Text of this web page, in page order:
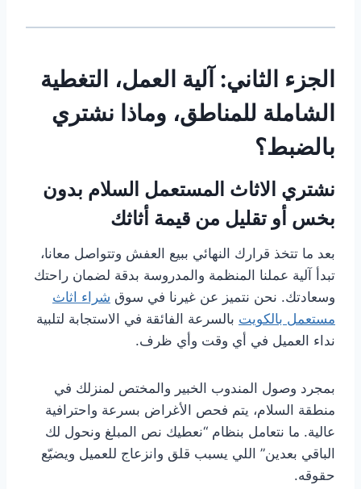
الجزء الثاني: آلية العمل، التغطية
الشاملة للمناطق، وماذا نشتري
بالضبط؟
نشتري الاثاث المستعمل السلام بدون
بخس أو تقليل من قيمة أثاثك
بعد ما تتخذ قرارك النهائي ببيع العفش وتتواصل معانا،
تبدأ آلية عملنا المنظمة والمدروسة بدقة لضمان راحتك
وسعادتك. نحن نتميز عن غيرنا في سوق شراء اثاث
مستعمل بالكويت بالسرعة الفائقة في الاستجابة لتلبية
نداء العميل في أي وقت وأي ظرف.
بمجرد وصول المندوب الخبير والمختص لمنزلك في
منطقة السلام، يتم فحص الأغراض بسرعة واحترافية
عالية. ما نتعامل بنظام “نعطيك نص المبلغ ونحول لك
الباقي بعدين” اللي يسبب قلق وانزعاج للعميل ويضيّع
حقوقه.